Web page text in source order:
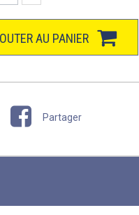
AU PANIER
Partager